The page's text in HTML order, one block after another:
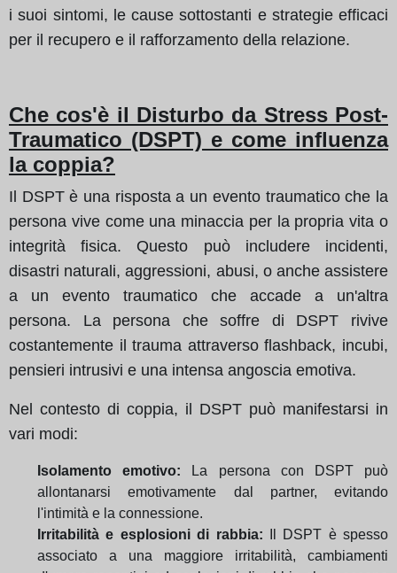
i suoi sintomi, le cause sottostanti e strategie efficaci
per il recupero e il rafforzamento della relazione.
Che cos'è il Disturbo da Stress Post-
Traumatico (DSPT) e come influenza
la coppia?
Il DSPT è una risposta a un evento traumatico che la
persona vive come una minaccia per la propria vita o
integrità fisica. Questo può includere incidenti,
disastri naturali, aggressioni, abusi, o anche assistere
a un evento traumatico che accade a un'altra
persona. La persona che soffre di DSPT rivive
costantemente il trauma attraverso flashback, incubi,
pensieri intrusivi e una intensa angoscia emotiva.
Nel contesto di coppia, il DSPT può manifestarsi in
vari modi:
Isolamento emotivo: La persona con DSPT può
allontanarsi emotivamente dal partner, evitando
l'intimità e la connessione.
Irritabilità e esplosioni di rabbia: Il DSPT è spesso
associato a una maggiore irritabilità, cambiamenti